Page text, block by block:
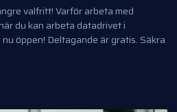
valfritt! Varför arbeta med
du kan arbeta datadrivet i
öppen! Deltagande är gratis. Säkra